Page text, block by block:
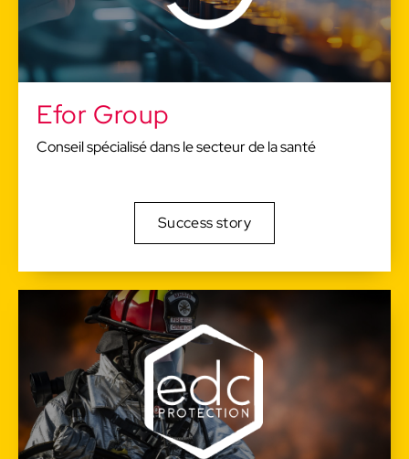
Efor Group
Conseil spécialisé dans le secteur de la santé
Success story